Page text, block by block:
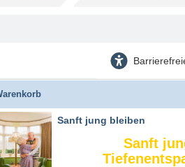
Sanft jung bleiben
Sanft